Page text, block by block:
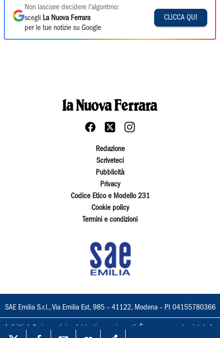
Non lasciare decidere l'algoritmo:
scegli La Nuova Ferrara
per le tue notizie su Google
CLICCA QUI
Redazione
Scriveteci
Pubblicità
Privacy
Codice Etico e Modello 231
Cookie policy
Termini e condizioni
SAE Emilia S.r.l., Via Emilia Est, 985 – 41122, Modena – PI 04155780366
I diritti delle immagini e dei testi sono riservati. È espressamente vietata la